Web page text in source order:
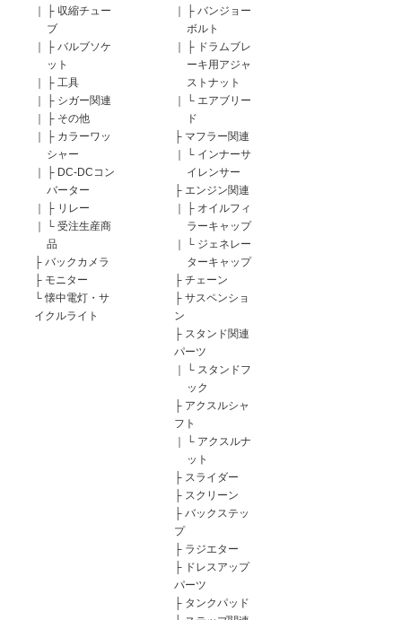
｜
├ 収縮チュー
ブ
｜
├ バルブソケ
ット
｜
├ 工具
｜
├ シガー関連
｜
├ その他
｜
├ カラーワッ
シャー
｜
├ DC-DCコン
バーター
｜
├ リレー
｜
└ 受注生産商
品
├ バックカメラ
├ モニター
└懐中電灯・サ
イクルライト
｜
├ バンジョー
ボルト
｜
├ ドラムブレ
ーキ用アジャ
ストナット
｜
└ エアブリー
ド
├ マフラー関連
｜
└ インナーサ
イレンサー
├ エンジン関連
｜
├ オイルフィ
ラーキャップ
｜
└ ジェネレー
ターキャップ
├ チェーン
├ サスペンショ
ン
├ スタンド関連
パーツ
｜
└ スタンドフ
ック
├ アクスルシャ
フト
｜
└ アクスルナ
ット
├ スライダー
├ スクリーン
├ バックステッ
プ
├ ラジエター
├ ドレスアップ
パーツ
├ タンクパッド